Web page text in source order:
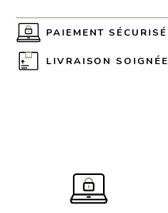
PAIEMENT SÉCURISÉ
LIVRAISON SOIGNÉE